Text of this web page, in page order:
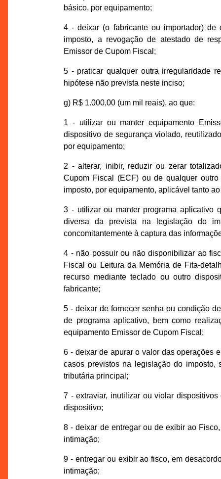
básico, por equipamento;
4 - deixar (o fabricante ou importador)
imposto, a revogação de atestado de
Emissor de Cupom Fiscal;
5 - praticar qualquer outra irregularidade
hipótese não prevista neste inciso;
g) R$ 1.000,00 (um mil reais), ao que:
1 - utilizar ou manter equipamento
dispositivo de segurança violado,
por equipamento;
2 - alterar, inibir, reduzir ou zerar
Cupom Fiscal (ECF) ou de qualquer
imposto, por equipamento, aplicável tanto
3 - utilizar ou manter programa aplicativo
diversa da prevista na legislação do
concomitantemente à captura das
4 - não possuir ou não disponibilizar ao
Fiscal ou Leitura da Memória de Fita-
recurso mediante teclado ou outro
fabricante;
5 - deixar de fornecer senha ou condição
de programa aplicativo, bem como
equipamento Emissor de Cupom Fiscal;
6 - deixar de apurar o valor das operações
casos previstos na legislação do imposto,
tributária principal;
7 - extraviar, inutilizar ou violar
dispositivo;
8 - deixar de entregar ou de exibir ao
intimação;
9 - entregar ou exibir ao fisco, em
intimação;